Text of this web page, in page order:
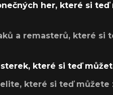
her, které si teď
a remasterů, které si
které si teď
které si teď můžete